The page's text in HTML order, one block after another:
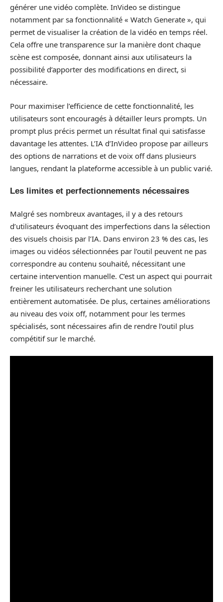
générer une vidéo complète. InVideo se distingue
notamment par sa fonctionnalité « Watch Generate », qui
permet de visualiser la création de la vidéo en temps réel.
Cela offre une transparence sur la manière dont chaque
scène est composée, donnant ainsi aux utilisateurs la
possibilité d’apporter des modifications en direct, si
nécessaire.
Pour maximiser l’efficience de cette fonctionnalité, les
utilisateurs sont encouragés à détailler leurs prompts. Un
prompt plus précis permet un résultat final qui satisfasse
davantage les attentes. L’IA d’InVideo propose par ailleurs
des options de narrations et de voix off dans plusieurs
langues, rendant la plateforme accessible à un public varié.
Les limites et perfectionnements nécessaires
Malgré ses nombreux avantages, il y a des retours
d’utilisateurs évoquant des imperfections dans la sélection
des visuels choisis par l’IA. Dans environ 23 % des cas, les
images ou vidéos sélectionnées par l’outil peuvent ne pas
correspondre au contenu souhaité, nécessitant une
certaine intervention manuelle. C’est un aspect qui pourrait
freiner les utilisateurs recherchant une solution
entièrement automatisée. De plus, certaines améliorations
au niveau des voix off, notamment pour les termes
spécialisés, sont nécessaires afin de rendre l’outil plus
compétitif sur le marché.